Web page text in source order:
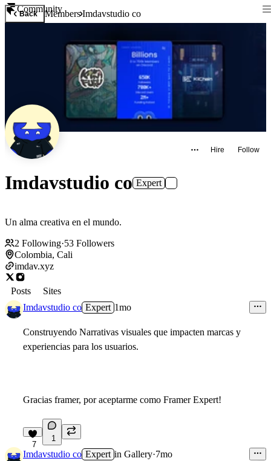
Community
Back MembersImdavstudio co
Hire Follow
Imdavstudio co Expert
Un alma creativa en el mundo.
2 Following·53 Followers
Colombia, Cali
imdav.xyz
Posts
Sites
Imdavstudio co Expert 1mo
Construyendo Narrativas visuales que impacten marcas y
experiencias para los usuarios.
Gracias framer, por aceptarme como Framer Expert!
7
1
Imdavstudio co Expert in Gallery·7mo